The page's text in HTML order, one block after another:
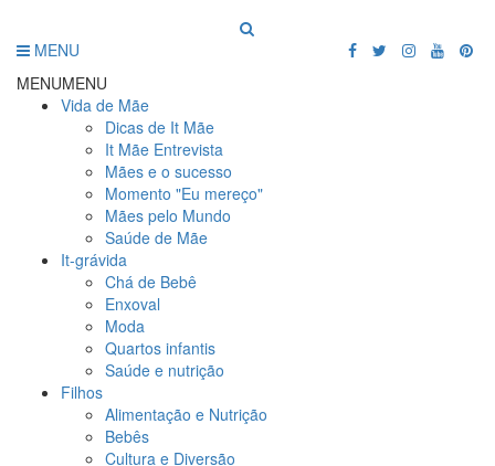
MENU
MENUMENU
Vida de Mãe
Dicas de It Mãe
It Mãe Entrevista
Mães e o sucesso
Momento "Eu mereço"
Mães pelo Mundo
Saúde de Mãe
It-grávida
Chá de Bebê
Enxoval
Moda
Quartos infantis
Saúde e nutrição
Filhos
Alimentação e Nutrição
Bebês
Cultura e Diversão